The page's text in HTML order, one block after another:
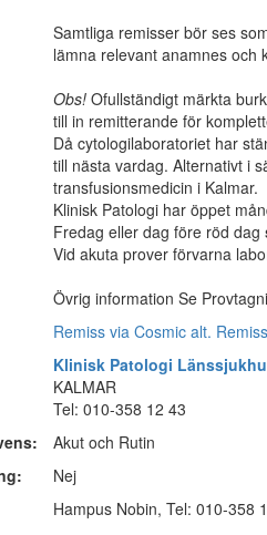
Samtliga remisser bör ses
lämna relevant anamnes och
Obs! Ofullständigt märkta
till in remitterande för
Då cytologilaboratoriet har
till nästa vardag. Alternativt i
transfusionsmedicin i Kalmar.
Klinisk Patologi har öppet
Fredag eller dag före röd dag
Vid akuta prover förvarna
Övrig information Se
Remiss via Cosmic alt.
Klinisk Patologi
KALMAR
Tel: 010-358 12 43
Akut och Rutin
Nej
Hampus Nobin, Tel: 010-358